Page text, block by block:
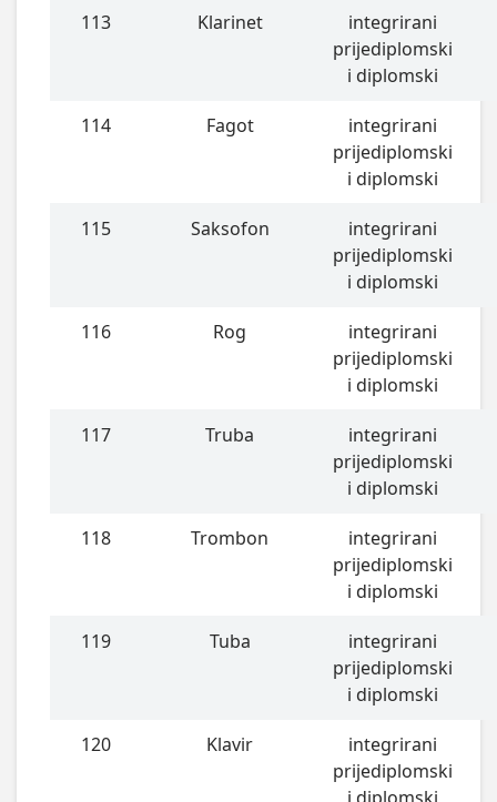
113 Klarinet
integrirani
prijediplomski
i diplomski
114 Fagot
integrirani
prijediplomski
i diplomski
115 Saksofon
integrirani
prijediplomski
i diplomski
116 Rog
integrirani
prijediplomski
i diplomski
117 Truba
integrirani
prijediplomski
i diplomski
118 Trombon
integrirani
prijediplomski
i diplomski
119 Tuba
integrirani
prijediplomski
i diplomski
120 Klavir
integrirani
prijediplomski